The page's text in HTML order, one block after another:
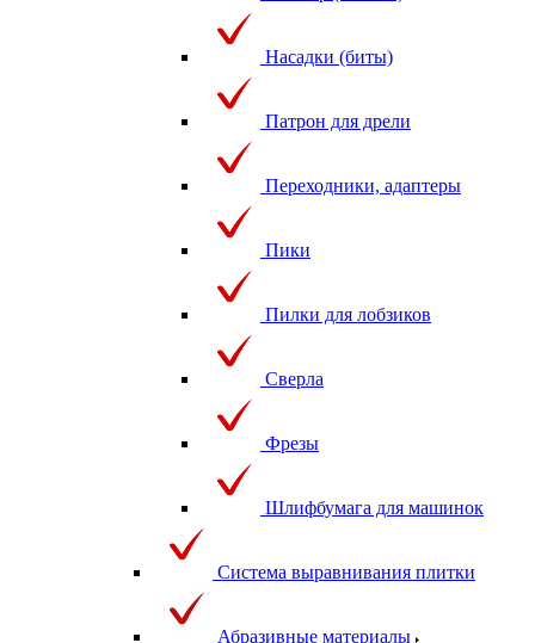
Насадки (биты)
Патрон для дрели
Переходники, адаптеры
Пики
Пилки для лобзиков
Сверла
Фрезы
Шлифбумага для машинок
Система выравнивания плитки
Абразивные материалы